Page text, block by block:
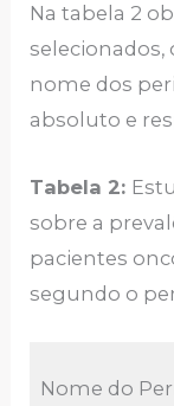
Na tabela 2
selecionados,
nome dos
absoluto e
Tabela 2:
sobre a
pacientes
segundo o
Nome do